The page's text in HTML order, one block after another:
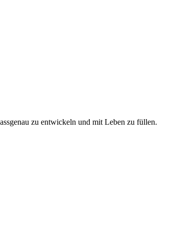
zu entwickeln und mit Leben zu füllen.